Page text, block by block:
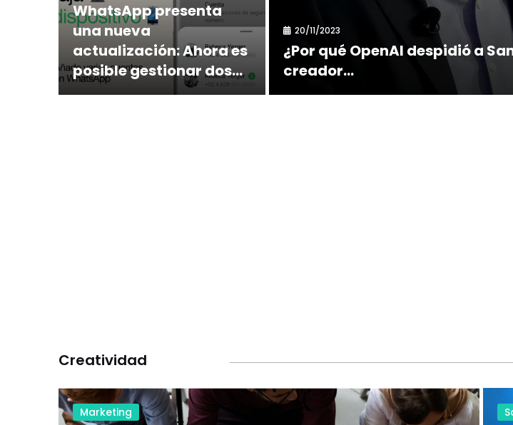
20/11/2023
¿Por qué OpenAI despidió a
creador...
WhatsApp presenta
una nueva
actualización: Ahora es
posible gestionar dos...
Creatividad
Marketing